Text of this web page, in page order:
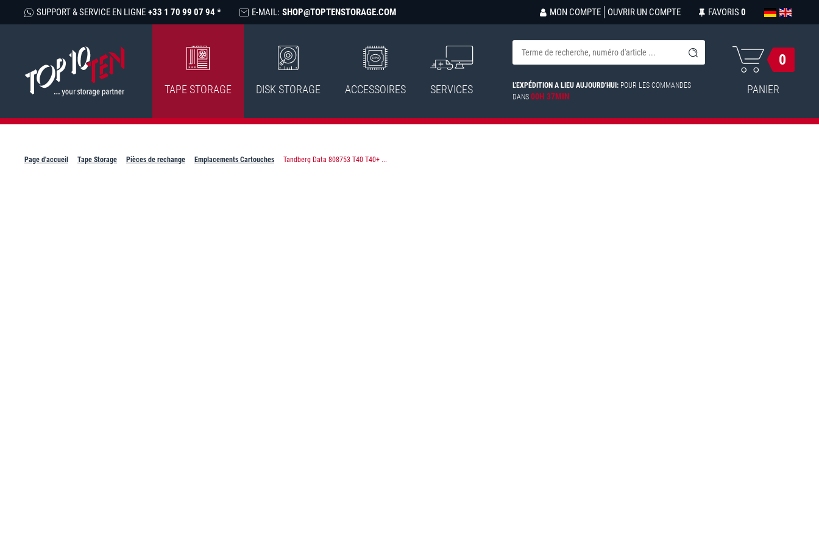
SUPPORT & SERVICE EN LIGNE +33 1 70 99 07 94 * E-MAIL: SHOP@TOPTENSTORAGE.COM MON COMPTE OUVRIR UN COMPTE FAVORIS 0
TAPE STORAGE DISK STORAGE ACCESSOIRES SERVICES L'EXPÉDITION A LIEU AUJOURD'HUI: POUR LES COMMANDES
DANS00H 37MIN
0
PANIER
Page d'accueil Tape Storage Pièces de rechange Emplacements Cartouches Tandberg Data 808753 T40 T40+ ...